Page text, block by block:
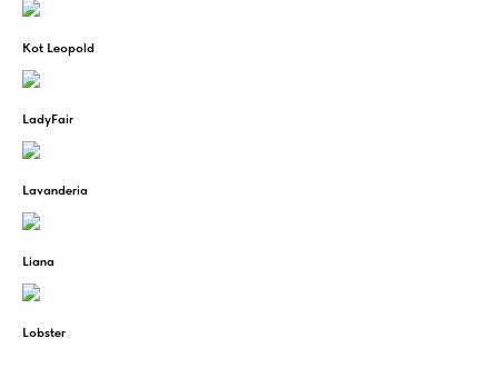
Kot Leopold
LadyFair
Lavanderia
Liana
Lobster